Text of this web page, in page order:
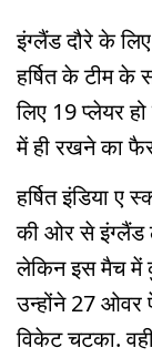
इंग्लैंड दौरे के
हर्षित के टीम
लिए 19 प्लेयर
में ही रखने का
हर्षित इंडिया ए
की ओर से इंग्लैंड
लेकिन इस मैच में
उन्होंने 27
विकेट चटका.